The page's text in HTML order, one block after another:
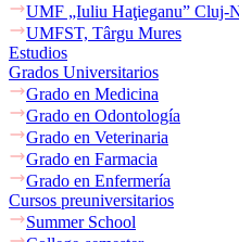
UMF „Iuliu Haţieganu” Cluj-
UMFST, Târgu Mures
Estudios
Grados Universitarios
Grado en Medicina
Grado en Odontología
Grado en Veterinaria
Grado en Farmacia
Grado en Enfermería
Cursos preuniversitarios
Summer School